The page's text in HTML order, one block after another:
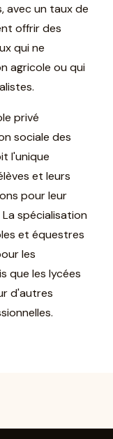
avec un taux de
offrir des
qui ne
agricole ou qui
privé
sociale des
l'unique
et leurs
pour leur
spécialisation
et équestres
les
que les lycées
d'autres